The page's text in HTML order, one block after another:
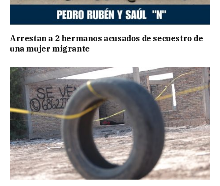
Arrestan a 2 hermanos acusados de secuestro de
una mujer migrante